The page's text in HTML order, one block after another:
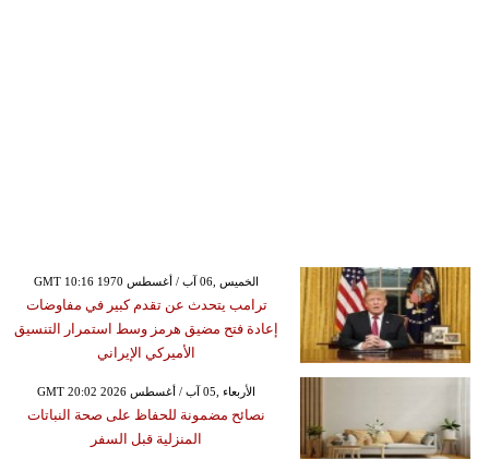
GMT 10:16 1970 الخميس ,06 آب / أغسطس
ترامب يتحدث عن تقدم كبير في مفاوضات
إعادة فتح مضيق هرمز وسط استمرار التنسيق
الأميركي الإيراني
GMT 20:02 2026 الأربعاء ,05 آب / أغسطس
نصائح مضمونة للحفاظ على صحة النباتات
المنزلية قبل السفر